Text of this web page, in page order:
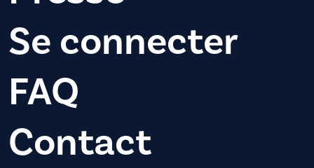
Se connecter
FAQ
Contact